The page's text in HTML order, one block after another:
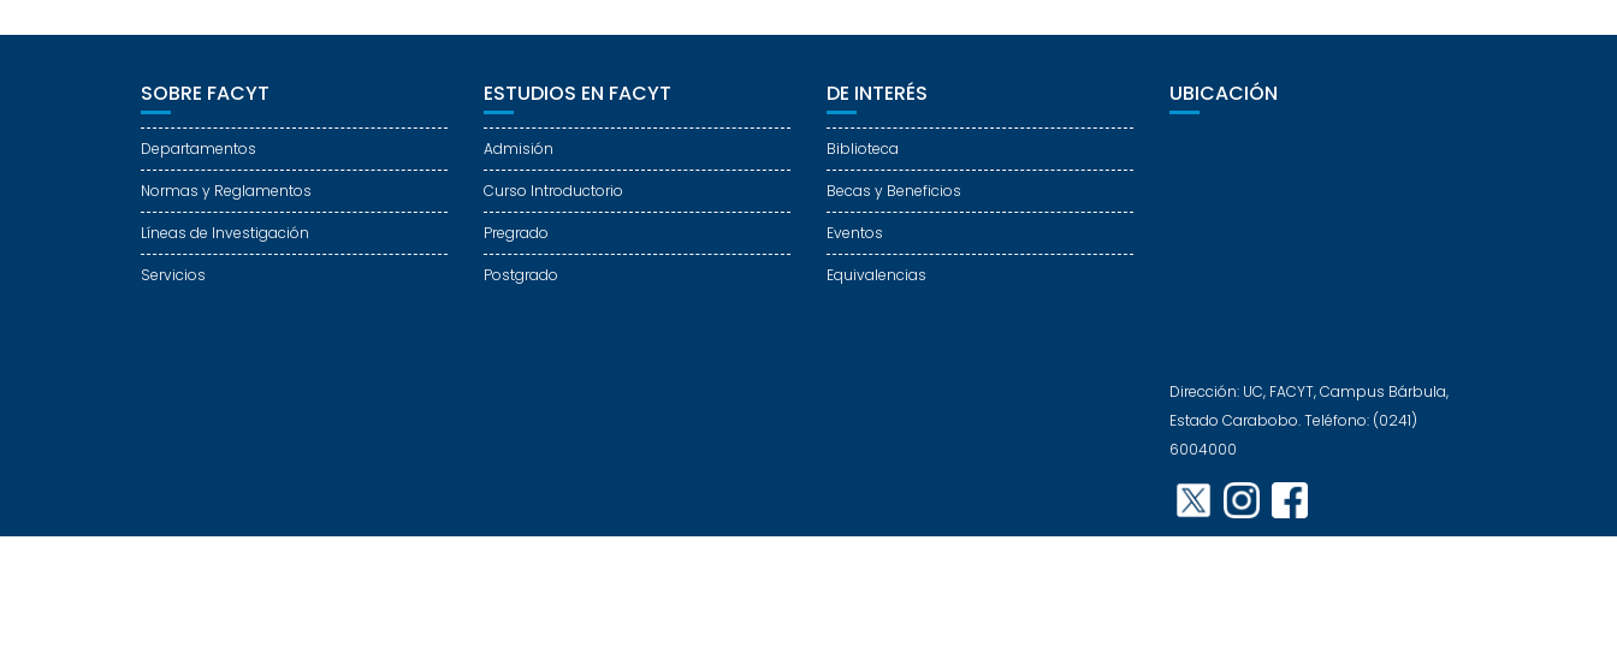
SOBRE FACYT
Departamentos
Normas y Reglamentos
Líneas de Investigación
Servicios
ESTUDIOS EN FACYT
Admisión
Curso Introductorio
Pregrado
Postgrado
DE INTERÉS
Biblioteca
Becas y Beneficios
Eventos
Equivalencias
UBICACIÓN
Dirección: UC, FACYT, Campus Bárbula,
Estado Carabobo. Teléfono: (0241)
6004000